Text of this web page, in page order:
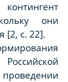
они
[2, с. 22].